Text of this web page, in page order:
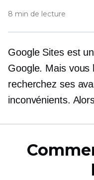
8 min de lecture
Google Sites est
Google. Mais vous
recherchez ses
inconvénients.